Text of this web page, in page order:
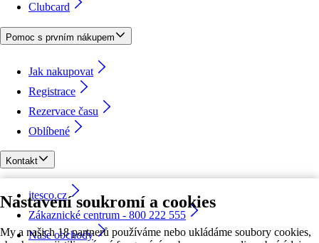
Nastavení soukromí a cookies
My a našich 18 partnerů používáme nebo ukládáme soubory cookies,
Clubcard
Pomoc s prvním nákupem
Jak nakupovat
Registrace
Rezervace času
Oblíbené
Kontakt
itesco.cz
Zákaznické centrum - 800 222 555
Naše obchody